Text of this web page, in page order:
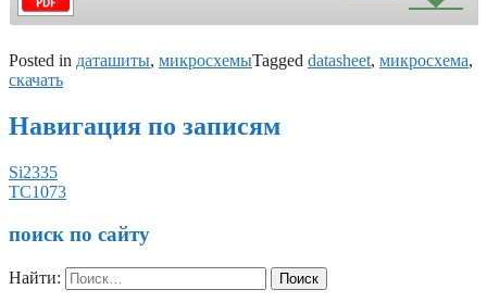
Posted in даташиты, микросхемыTagged datasheet, микросхема,
скачать
Навигация по записям
Si2335
TC1073
поиск по сайту
Найти: